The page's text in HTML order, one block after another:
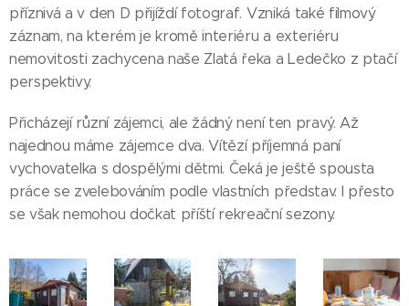
příznivá a v den D přijíždí fotograf. Vzniká také filmový
záznam, na kterém je kromě interiéru a exteriéru
nemovitosti zachycena naše Zlatá řeka a Ledečko z ptačí
perspektivy.
Přicházejí různí zájemci, ale žádný není ten pravý. Až
najednou máme zájemce dva. Vítězí příjemná paní
vychovatelka s dospělými dětmi. Čeká je ještě spousta
práce se zvelebováním podle vlastních představ. I přesto
se však nemohou dočkat příští rekreační sezony.